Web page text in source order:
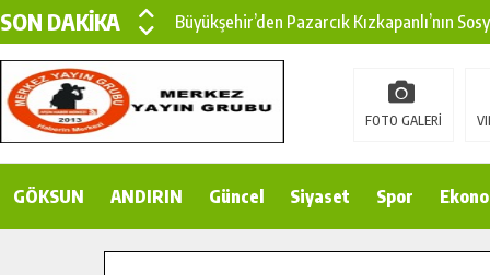
SON DAKİKA
Büyükşehir’den Pazarcık Kızkapanlı’nın
Büyükşehir’den Pazarcık Kırsalına Modern
Çin’den KSÜ’ye Uluslararası Başarı:
Gençler Pusula Maraş Kampında Yeni
FOTO GALERİ
GÖKSUN ANDIRIN Güncel Siyaset Spor